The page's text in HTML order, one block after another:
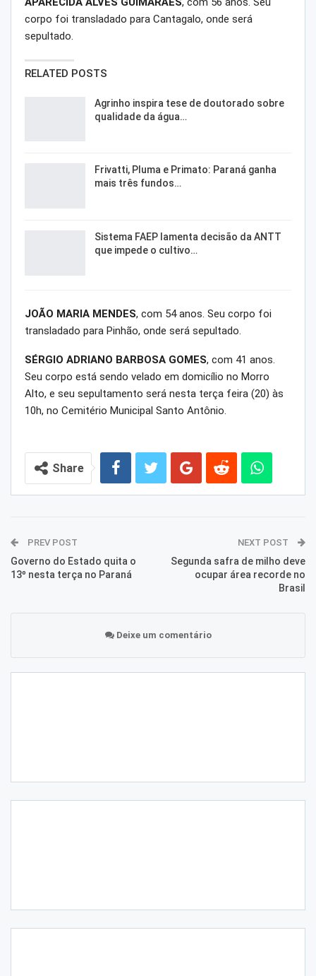
corpo foi transladado para Cantagalo, onde será
sepultado.
RELATED POSTS
Agrinho inspira tese de doutorado sobre
qualidade da água…
Frivatti, Pluma e Primato: Paraná ganha
mais três fundos…
Sistema FAEP lamenta decisão da ANTT
que impede o cultivo…
JOÃO MARIA MENDES, com 54 anos. Seu corpo foi
transladado para Pinhão, onde será sepultado.
SÉRGIO ADRIANO BARBOSA GOMES, com 41 anos.
Seu corpo está sendo velado em domicílio no Morro
Alto, e seu sepultamento será nesta terça feira (20) às
10h, no Cemitério Municipal Santo Antônio.
Share
PREV POST
Governo do Estado quita o
13º nesta terça no Paraná
NEXT POST
Segunda safra de milho deve
ocupar área recorde no
Brasil
Deixe um comentário